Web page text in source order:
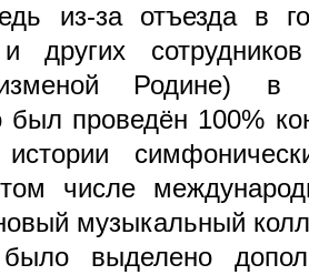
из-за отъезда в
других
Родине) в
был проведён 100%
числе
музыкальный
выделено